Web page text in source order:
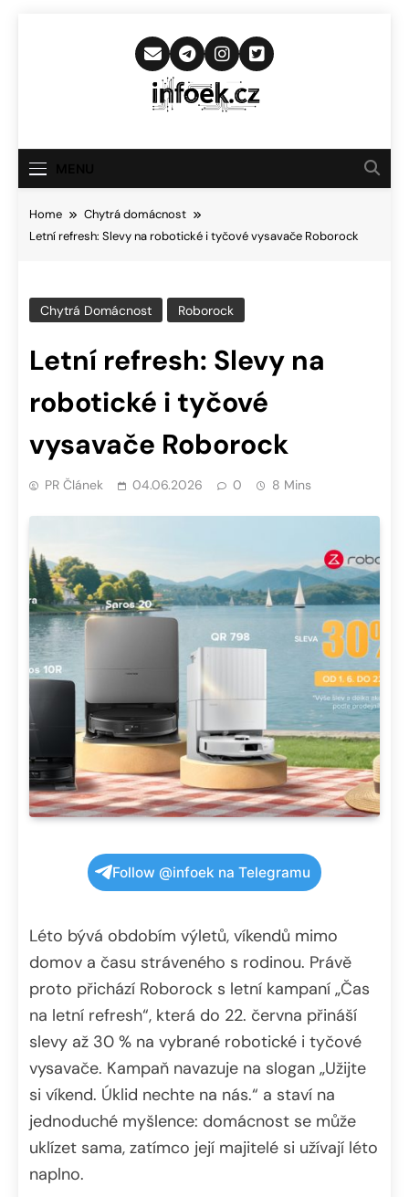
Infoek.cz
Novinkám
Home
Chytrá domácnost
Letní refresh: Slevy na robotické i tyčové vysavače Roborock
Chytrá Domácnost Roborock
Letní refresh: Slevy na
robotické i tyčové
vysavače Roborock
PR Článek 04.06.2026 0 8 Mins
Follow @infoek na Telegramu
Léto bývá obdobím výletů, víkendů mimo
domov a času stráveného s rodinou. Právě
proto přichází Roborock s letní kampaní „Čas
na letní refresh“, která do 22. června přináší
slevy až 30 % na vybrané robotické i tyčové
vysavače. Kampaň navazuje na slogan „Užijte
si víkend. Úklid nechte na nás.“ a staví na
jednoduché myšlence: domácnost se může
uklízet sama, zatímco její majitelé si užívají léto
naplno.